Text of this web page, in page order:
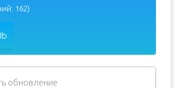
162)
обновление